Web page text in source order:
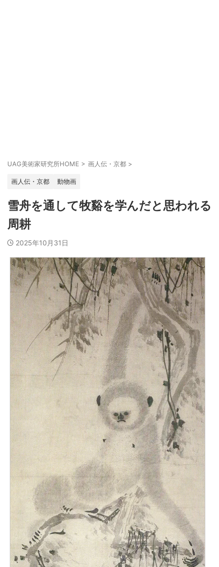
UAG美術家研究所HOME > 画人伝・京都 >
画人伝・京都 動物画
雪舟を通して牧谿を学んだと思われる
周耕
2025年10月31日